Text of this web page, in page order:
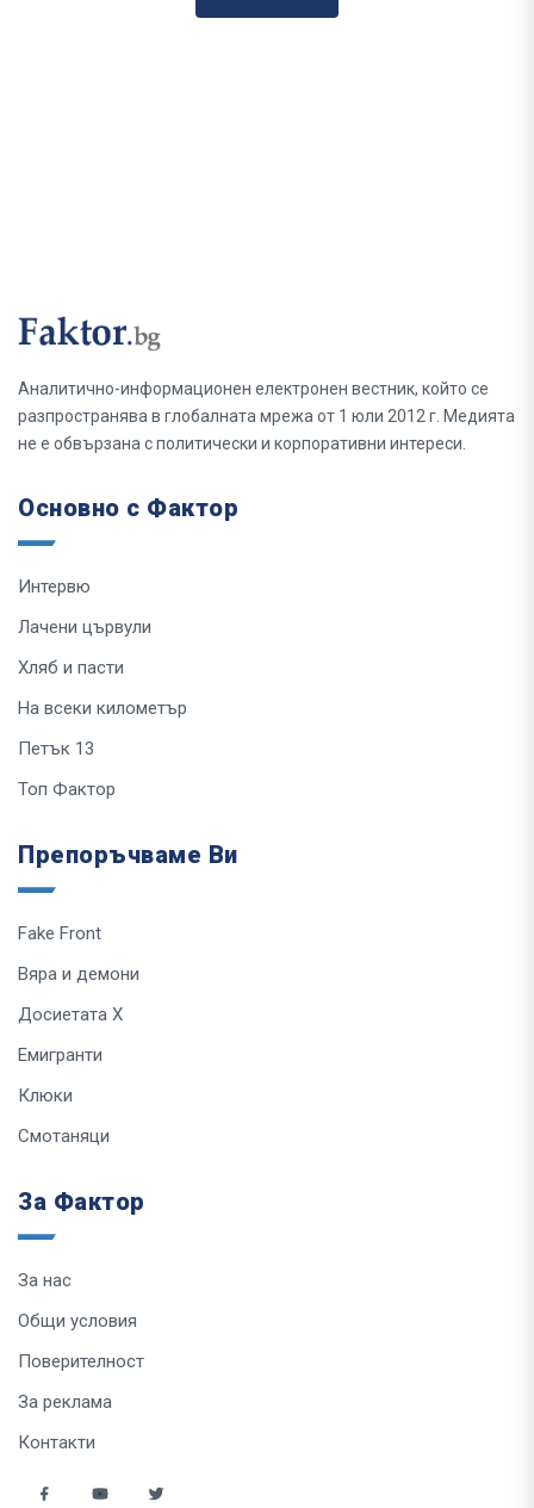
Аналитично-информационен електронен вестник, който се
разпространява в глобалната мрежа от 1 юли 2012 г. Медията
не е обвързана с политически и корпоративни интереси.
Основно с Фактор
Интервю
Лачени цървули
Хляб и пасти
На всеки километър
Петък 13
Топ Фактор
Препоръчваме Ви
Fake Front
Вяра и демони
Досиетата Х
Емигранти
Клюки
Смотаняци
За Фактор
За нас
Общи условия
Поверителност
За реклама
Контакти